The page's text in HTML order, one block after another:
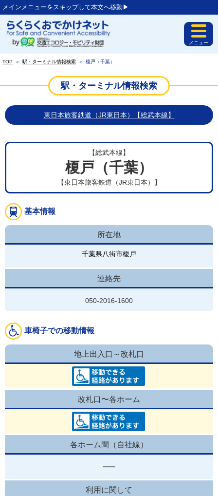
メインメニューをスキップして本文へ移動▶︎
メニュー
TOP ＞ 駅・ターミナル情報検索 ＞ 榎戸（千葉）
駅・ターミナル情報検索
東日本旅客鉄道（JR東日本）【総武本線】
【総武本線】
榎戸（千葉）
【東日本旅客鉄道（JR東日本）】
基本情報
所在地
千葉県八街市榎戸
連絡先
050-2016-1600
車椅子での移動情報
地上出入口～改札口
改札口〜各ホーム
各ホーム間（自社線）
利用に関して